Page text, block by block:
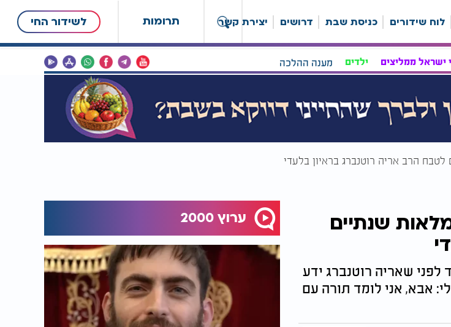
תרומות לשידור החי לוח שידורים כניסת שבת דרושים יצירת קשר
ישראל ממליצים ילדים מענה ההלכה
הרב אריה רוטנברג בראיון בלעדי
שנתיים
שאריה רוטנברג ידע
אבא, אני לומד תורה עם
ערוץ 2000